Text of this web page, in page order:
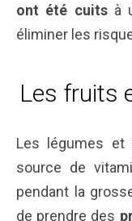
ont été cuitsà
éliminer les
Les fruits
Les légumes
source de
pendant la
de prendre des